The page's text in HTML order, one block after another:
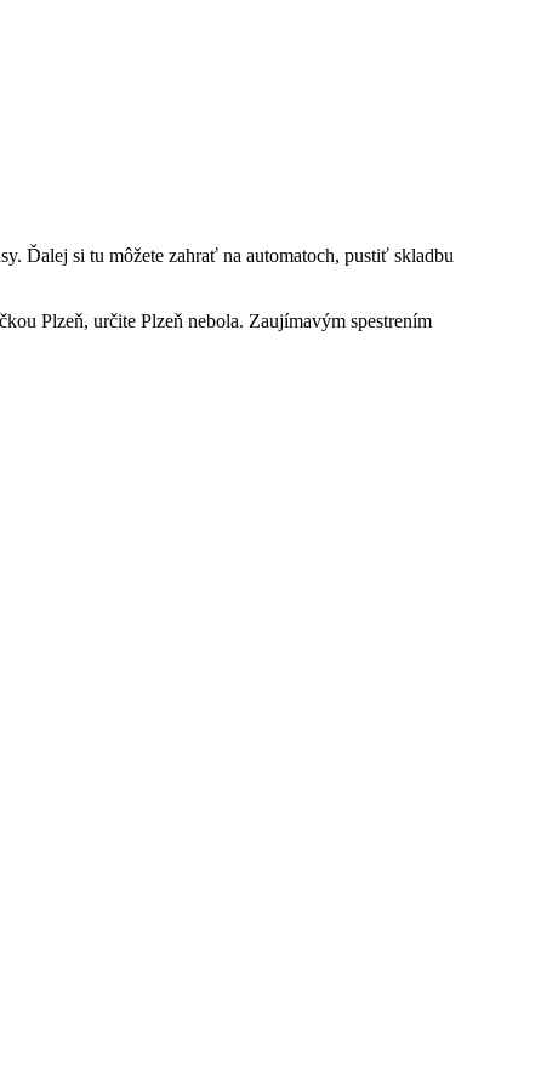
Ďalej si tu môžete zahrať na automatoch, pustiť skladbu
Plzeň, určite Plzeň nebola. Zaujímavým spestrením